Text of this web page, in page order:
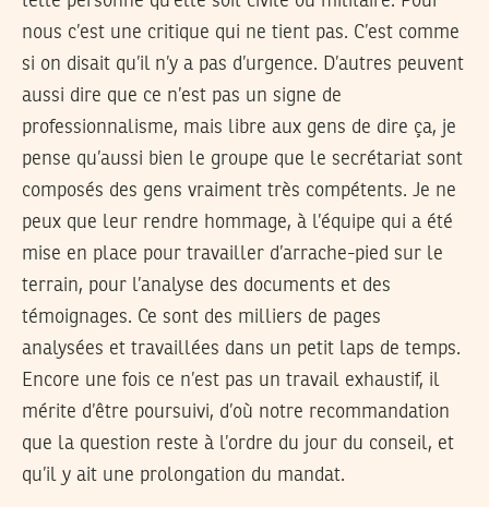
nous c’est une critique qui ne tient pas. C’est comme
si on disait qu’il n’y a pas d’urgence. D’autres peuvent
aussi dire que ce n’est pas un signe de
professionnalisme, mais libre aux gens de dire ça, je
pense qu’aussi bien le groupe que le secrétariat sont
composés des gens vraiment très compétents. Je ne
peux que leur rendre hommage, à l’équipe qui a été
mise en place pour travailler d’arrache-pied sur le
terrain, pour l’analyse des documents et des
témoignages. Ce sont des milliers de pages
analysées et travaillées dans un petit laps de temps.
Encore une fois ce n’est pas un travail exhaustif, il
mérite d’être poursuivi, d’où notre recommandation
que la question reste à l’ordre du jour du conseil, et
qu’il y ait une prolongation du mandat.